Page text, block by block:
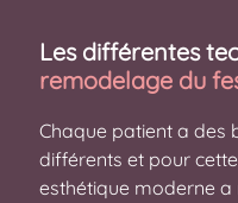
Les différentes
remodelage du
Chaque patient a des
différents et pour
esthétique moderne